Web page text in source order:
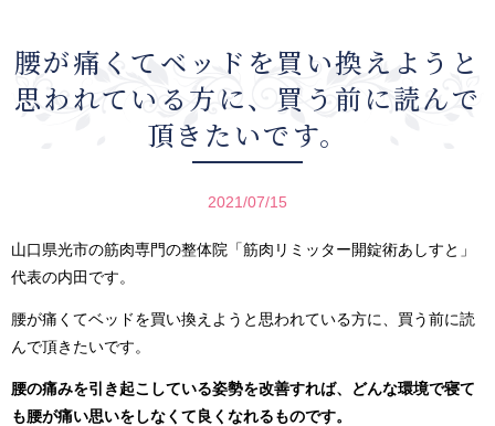
腰が痛くてベッドを買い換えようと
思われている方に、買う前に読んで
頂きたいです。
2021/07/15
山口県光市の筋肉専門の整体院「筋肉リミッター開錠術あしすと」
代表の内田です。
腰が痛くてベッドを買い換えようと思われている方に、買う前に読
んで頂きたいです。
腰の痛みを引き起こしている姿勢を改善すれば、どんな環境で寝て
も腰が痛い思いをしなくて良くなれるものです。